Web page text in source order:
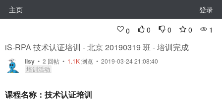
主页 登录
0 0 0 0 1
iS-RPA 技术认证培训 - 北京 20190319 班 - 培训完成
lisy • 2 回帖 • 1.1K浏览 • 2019-03-24 21:08:40
培训活动
课程名称：技术认证培训